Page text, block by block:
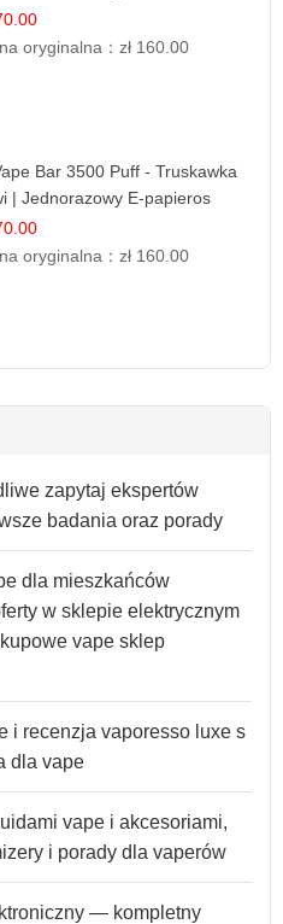
oryginalna：zł 160.00
Bar 3500 Puff - Truskawka
| Jednorazowy E-papieros
oryginalna：zł 160.00
zapytaj ekspertów
badania oraz porady
dla mieszkańców
w sklepie elektrycznym
vape sklep
i recenzja vaporesso luxe s
dla vape
vape i akcesoriami,
i porady dla vaperów
— kompletny